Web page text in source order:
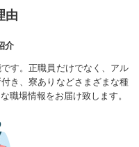
由
介
す。正職員だけでなく、アル
き、寮ありなどさまざまな種
職場情報をお届け致します。